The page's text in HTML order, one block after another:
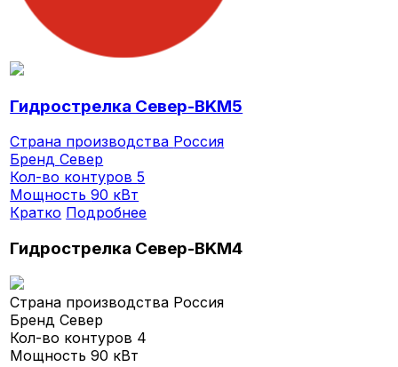
Гидрострелка Север-BKМ5
Страна производства Россия
БрендСевер
Кол-во контуров5
Мощность90 кВт
Кратко Подробнее
Гидрострелка Север-BKМ4
Страна производства Россия
БрендСевер
Кол-во контуров 4
Мощность90 кВт